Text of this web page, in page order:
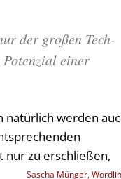
der großen Tech-
Potenzial einer
natürlich werden
nur zu erschließen,
Sascha Münger,